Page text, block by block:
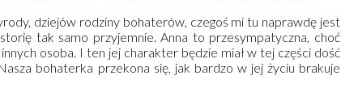
dziejów rodziny bohaterów, czegoś mi tu naprawdę jest
tak samo przyjemnie. Anna to przesympatyczna, choć
osoba. I ten jej charakter będzie miał w tej części dość
bohaterka przekona się, jak bardzo w jej życiu brakuje